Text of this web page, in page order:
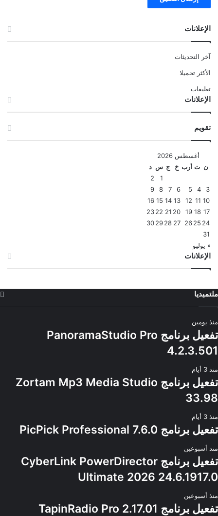
الإعلانات
آخر التحديثات
الأكثر تحميلا
تعليقات
الإعلانات
تقويم
أغسطس 2026
ن ث أرب خ ج س د
1
2
3
4
5
6
7
8
9
10
11
12
13
14
15
16
17
18
19
20
21
22
23
24
25
26
27
28
29
30
31
« يوليو
الإعلانات
ملتميديا
منذ يومين
تفعيل برنامج PanoramaStudio Pro
4.2.3.501
منذ 3 أيام
تفعيل برنامج Zortam Mp3 Media Studio
33.98
منذ 3 أيام
تفعيل برنامج PicPick Professional 7.6.0
منذ أسبوعين
تفعيل برنامج CyberLink PowerDirector
Ultimate 2026 24.6.1917.0
منذ أسبوعين
تفعيل برنامج TapinRadio Pro 2.17.01